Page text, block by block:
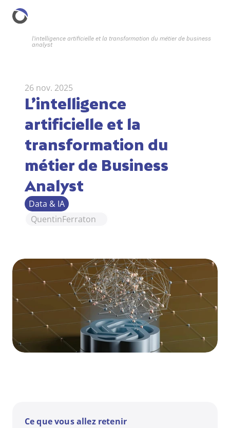
l’intelligence artificielle et la transformation du métier de business
analyst
26 nov. 2025
L’intelligence
artificielle et la
transformation du
métier de Business
Analyst
Data & IA
QuentinFerraton
Ce que vous allez retenir